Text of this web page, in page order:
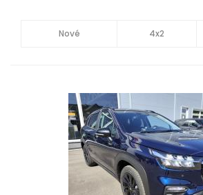
Nové 4x2